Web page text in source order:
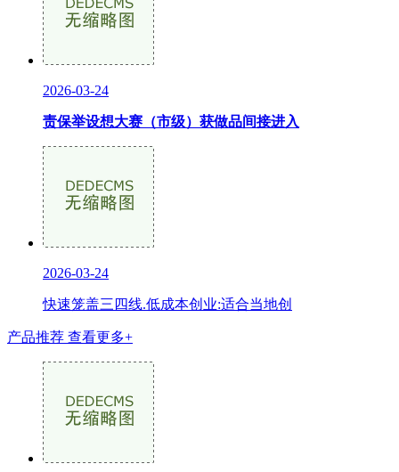
2026-03-24
责保举设想大赛（市级）获做品间接进入
2026-03-24
快速笼盖三四线.低成本创业:适合当地创
产品推荐 查看更多+